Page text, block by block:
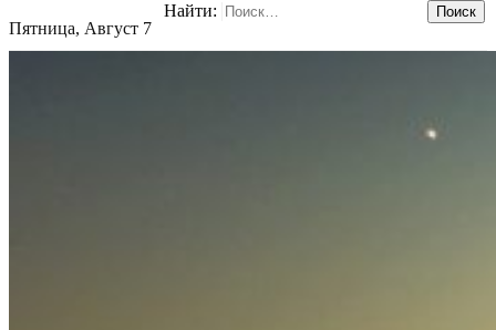
Пятница, Август 7
Найти: